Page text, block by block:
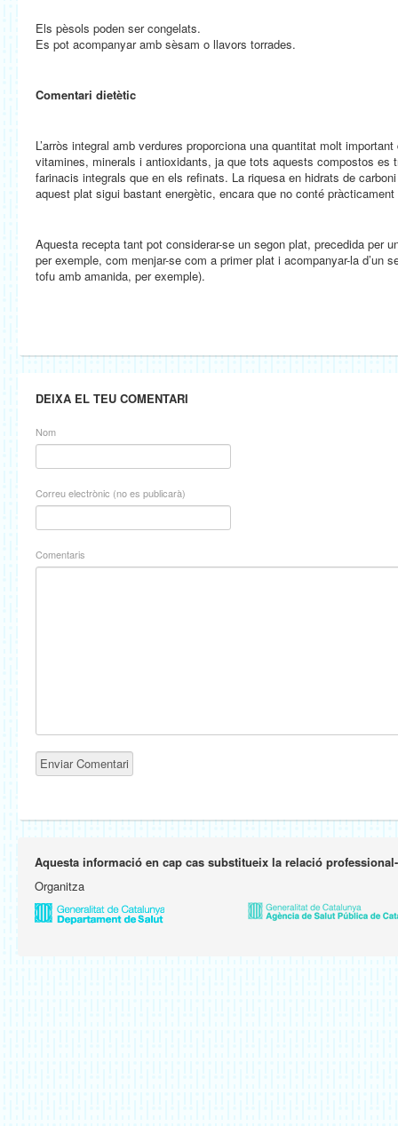
Els pèsols poden ser congelats.
Es pot acompanyar amb sèsam o llavors torrades.
Comentari dietètic
L’arròs integral amb verdures proporciona una quantitat molt
vitamines, minerals i antioxidants, ja que tots aquests compostos es
farinacis integrals que en els refinats. La riquesa en hidrats de
aquest plat sigui bastant energètic, encara que no conté
Aquesta recepta tant pot considerar-se un segon plat, precedida per
per exemple, com menjar-se com a primer plat i acompanyar-la d’un
tofu amb amanida, per exemple).
DEIXA EL TEU COMENTARI
Nom
Correu electrònic (no es publicarà)
Comentaris
Aquesta informació en cap cas substitueix la relació
Organitza